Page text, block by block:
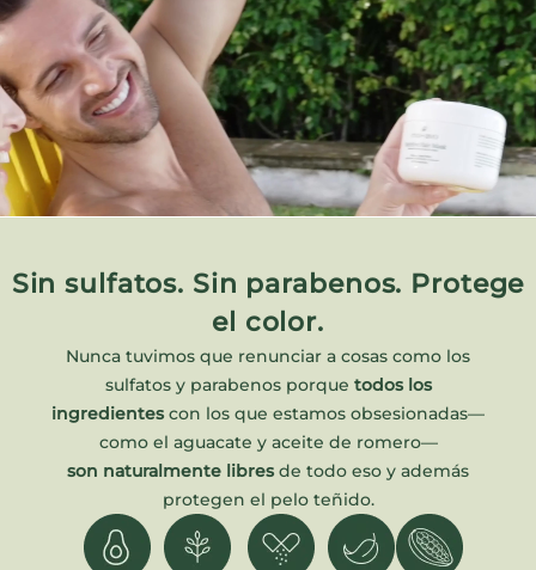
Sin sulfatos. Sin parabenos. Protege
el color.
Nunca tuvimos que renunciar a cosas como los
sulfatos y parabenos porque todos los
ingredientescon los que estamos obsesionadas—
como el aguacate y aceite de romero—
son naturalmente libresde todo eso y además
protegen el pelo teñido.